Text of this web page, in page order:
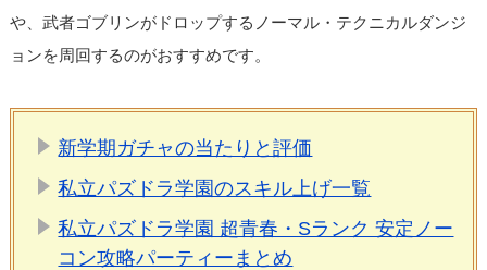
や、武者ゴブリンがドロップするノーマル・テクニカルダンジ
ョンを周回するのがおすすめです。
新学期ガチャの当たりと評価
私立パズドラ学園のスキル上げ一覧
私立パズドラ学園 超青春・Sランク 安定ノー
コン攻略パーティーまとめ